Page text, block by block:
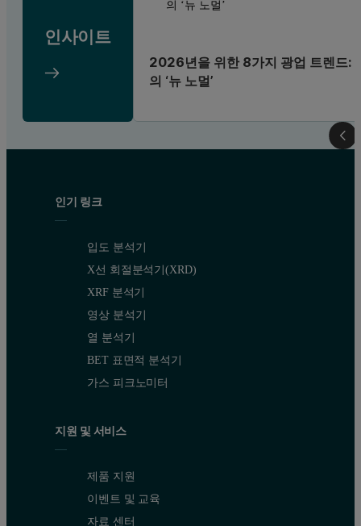
인사이트
2026년을 위한 8가지 광업 트렌드:
의 ‘뉴 노멀’
인기 링크
입도 분석기
X선 회절분석기(XRD)
XRF 분석기
영상 분석기
열 분석기
BET 표면적 분석기
가스 피크노미터
지원 및 서비스
제품 지원
이벤트 및 교육
자료 센터